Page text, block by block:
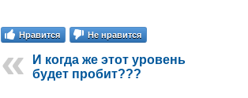
Нравится Не нравится
И когда же этот уровень
будет пробит???